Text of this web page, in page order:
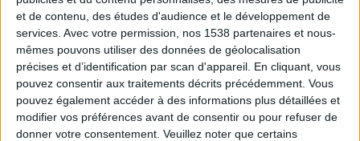
et de contenu, des études d'audience et le développement de
services. Avec votre permission, nos 1538 partenaires et nous-
mêmes pouvons utiliser des données de géolocalisation
précises et d’identification par scan d'appareil. En cliquant, vous
pouvez consentir aux traitements décrits précédemment. Vous
pouvez également accéder à des informations plus détaillées et
modifier vos préférences avant de consentir ou pour refuser de
donner votre consentement. Veuillez noter que certains